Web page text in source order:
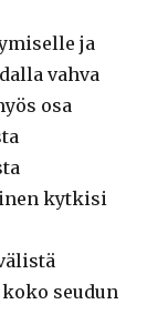
ja
vahva
osa
kytkisi
seudun